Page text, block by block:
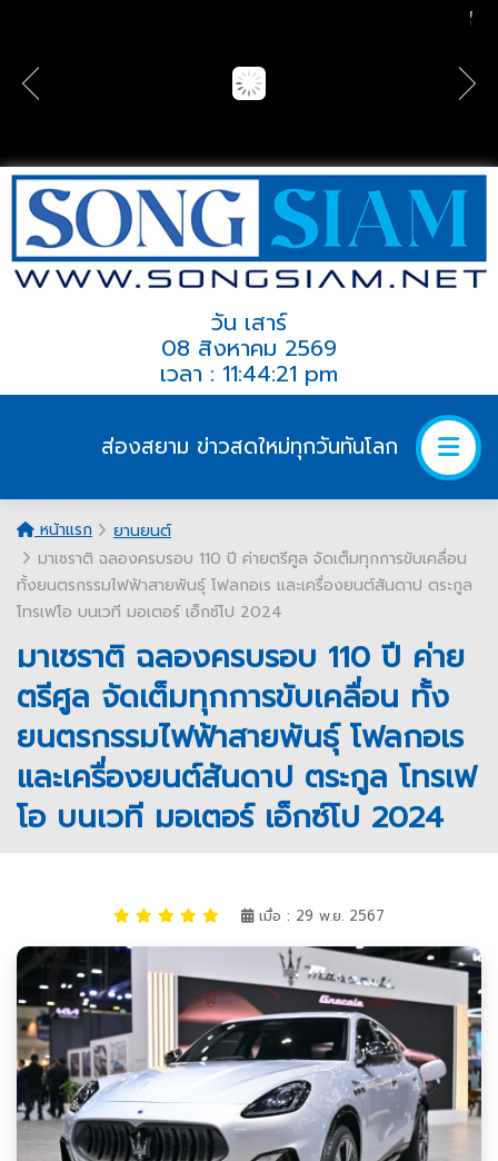
วัน เสาร์
08 สิงหาคม 2569
เวลา : 11:44:21 pm
ส่องสยาม ข่าวสดใหม่ทุกวันทันโลก
หน้าแรก
ยานยนต์
มาเซราติ ฉลองครบรอบ 110 ปี ค่ายตรีศูล จัดเต็มทุกการขับเคลื่อน
ทั้งยนตรกรรมไฟฟ้าสายพันธุ์ โฟลกอเร และเครื่องยนต์สันดาป ตระกูล
โทรเฟโอ บนเวที มอเตอร์ เอ็กซ์โป 2024
มาเซราติ ฉลองครบรอบ 110 ปี ค่าย
ตรีศูล จัดเต็มทุกการขับเคลื่อน ทั้ง
ยนตรกรรมไฟฟ้าสายพันธุ์ โฟลกอเร
และเครื่องยนต์สันดาป ตระกูล โทรเฟ
โอ บนเวที มอเตอร์ เอ็กซ์โป 2024
เมื่อ : 29 พ.ย. 2567